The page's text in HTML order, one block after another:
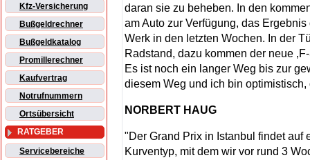
Kfz-Versicherung
Bußgeldrechner
Bußgeldkatalog
Promillerechner
Kaufvertrag
Notrufnummern
Ortsübersicht
RATGEBER
Servicebereiche
daran sie zu beheben. In den
am Auto zur Verfügung, das
Werk in den letzten Wochen. In der
Radstand, dazu kommen der neue
Es ist noch ein langer Weg bis zur
diesem Weg und ich bin
NORBERT HAUG
"Der Grand Prix in Istanbul findet auf
Kurventyp, mit dem wir vor rund 3